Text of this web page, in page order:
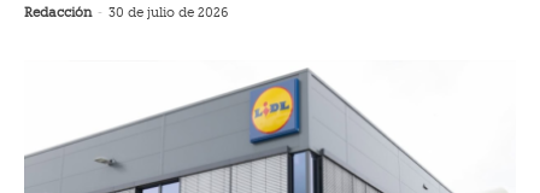
Redacción - 30 de julio de 2026